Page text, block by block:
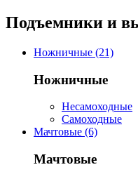
Подъемники и
Ножничные (21)
Ножничные
Несамоходные
Самоходные
Мачтовые (6)
Мачтовые